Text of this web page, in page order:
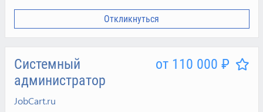
Откликнуться
Системный
администратор
от 110 000 ₽
JobCart.ru